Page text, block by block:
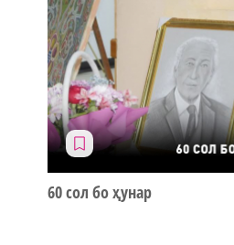
60 сол бо ҳунар